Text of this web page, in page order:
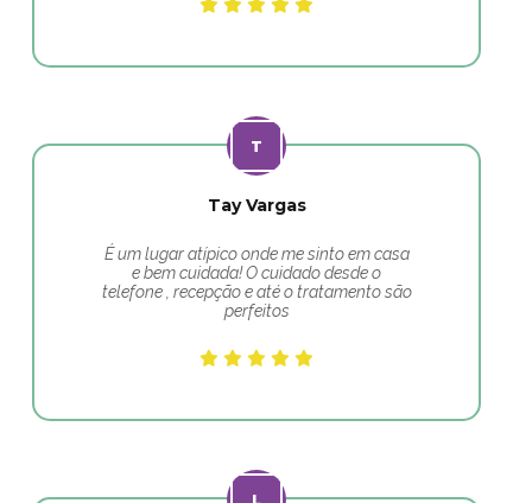
Tay Vargas
É um lugar atípico onde me sinto em casa
e bem cuidada! O cuidado desde o
telefone , recepção e até o tratamento são
perfeitos